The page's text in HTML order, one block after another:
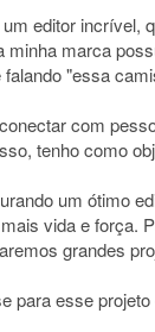
editor incrível,
minha marca
"essa
com
tenho como
um ótimo
vida e força.
grandes
para esse